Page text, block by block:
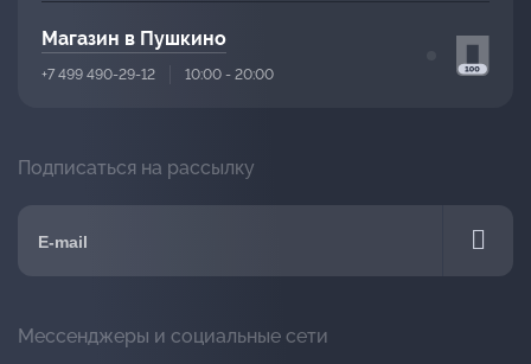
Магазин в Пушкино
+7 499 490-29-12 10:00 - 20:00
Подписаться на рассылку
Мессенджеры и социальные сети